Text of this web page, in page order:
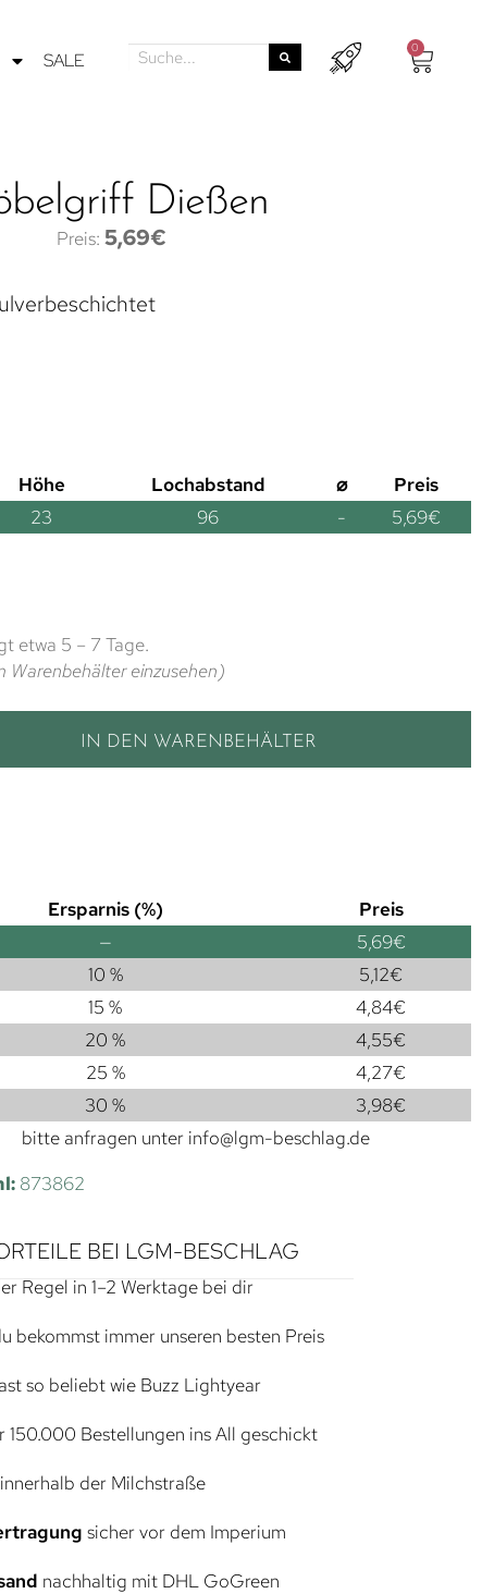
SALE
0
Dießen
5,69€
Höhe Lochabstand ⌀
Preis
23 96 - 5,69€
etwa 5 – 7 Tage.
Warenbehälter einzusehen)
IN DEN WARENBEHÄLTER
Ersparnis (%)
Preis
— 5,69€
10 % 5,12€
15 % 4,84€
20 % 4,55€
25 % 4,27€
30 % 3,98€
bitte anfragen unter info@lgm-beschlag.de
873862
BEI LGM-BESCHLAG
Regel in 1–2 Werktage bei dir
bekommst immer unseren besten Preis
so beliebt wie Buzz Lightyear
150.000 Bestellungen ins All geschickt
der Milchstraße
sicher vor dem Imperium
nachhaltig mit DHL GoGreen